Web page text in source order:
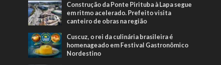
Construção da Ponte Pirituba à Lapa segue
em ritmo acelerado. Prefeito visita
canteiro de obras na região
Cuscuz, o rei da culinária brasileira é
homenageado em Festival Gastronômico
Nordestino